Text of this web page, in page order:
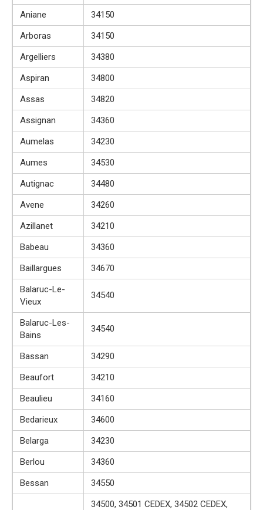
Aniane
34150
Arboras
34150
Argelliers
34380
Aspiran
34800
Assas
34820
Assignan
34360
Aumelas
34230
Aumes
34530
Autignac
34480
Avene
34260
Azillanet
34210
Babeau
34360
Baillargues
34670
Balaruc-Le-
Vieux
34540
Balaruc-Les-
Bains
34540
Bassan
34290
Beaufort
34210
Beaulieu
34160
Bedarieux
34600
Belarga
34230
Berlou
34360
Bessan
34550
34500, 34501 CEDEX, 34502 CEDEX,